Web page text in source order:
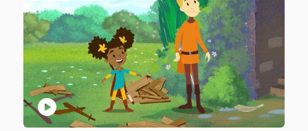
play_circle